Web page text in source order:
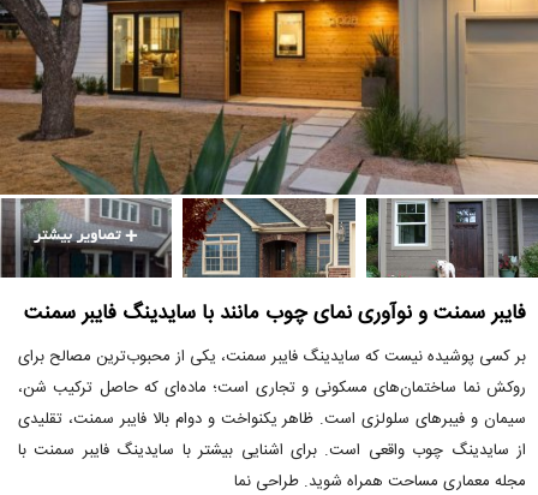
فایبر سمنت و نوآوری نمای چوب مانند با سایدینگ فایبر سمنت
بر کسی پوشیده نیست که سایدینگ فایبر سمنت، یکی از محبوب‌ترین مصالح برای
روکش نما ساختمان‌های مسکونی و تجاری است؛ ماده‌ای که حاصل ترکیب شن،
سیمان و فیبرهای سلولزی است. ظاهر یکنواخت و دوام بالا فایبر سمنت، تقلیدی
از سایدینگ چوب واقعی است. برای اشنایی بیشتر با سایدینگ فایبر سمنت با
مجله معماری مساحت همراه شوید. طراحی نما